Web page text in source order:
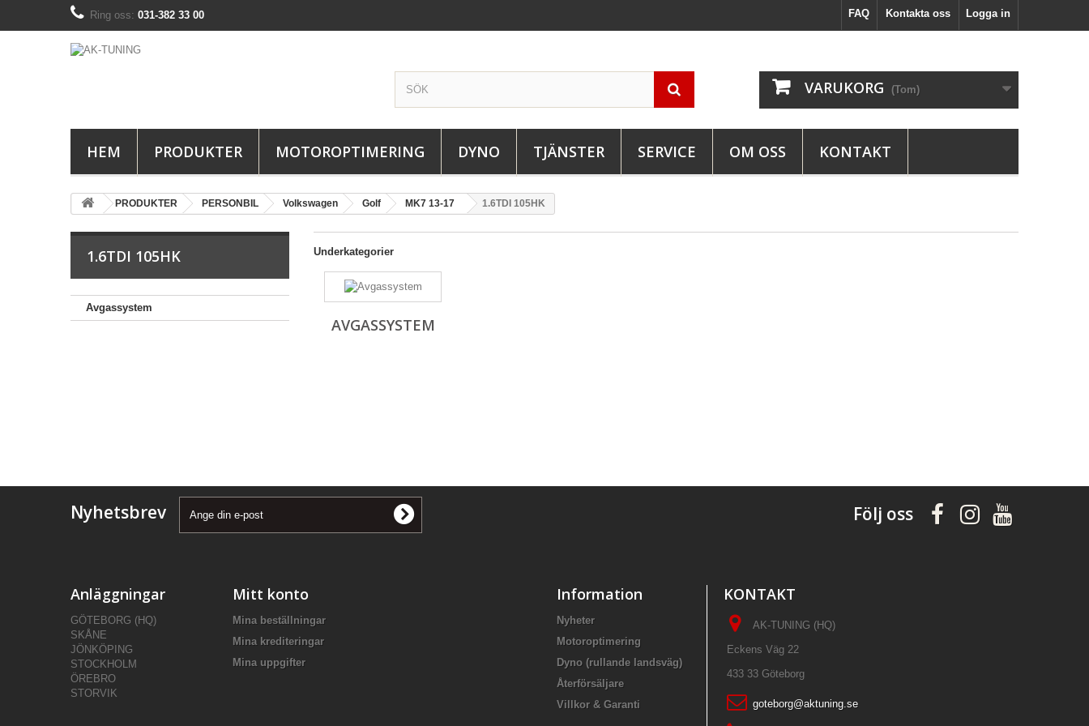
Logga in
Kontakta oss
FAQ
Ring oss: 031-382 33 00
VARUKORG (Tom)
HEM PRODUKTER MOTOROPTIMERING DYNO TJÄNSTER SERVICE OM OSS KONTAKT
PRODUKTER PERSONBIL Volkswagen Golf MK7 13-17 1.6TDI 105HK
1.6TDI 105HK
Avgassystem
Underkategorier
AVGASSYSTEM
Nyhetsbrev Följ oss
Anläggningar
GÖTEBORG (HQ)
SKÅNE
JÖNKÖPING
STOCKHOLM
ÖREBRO
STORVIK
Mitt konto
Mina beställningar
Mina krediteringar
Mina uppgifter
Information
Nyheter
Motoroptimering
Dyno (rullande landsväg)
Återförsäljare
Villkor & Garanti
KONTAKT
AK-TUNING (HQ)
Eckens Väg 22
433 33 Göteborg
goteborg@aktuning.se